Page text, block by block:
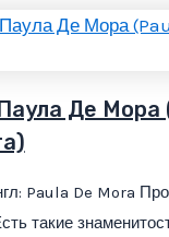
Де Мора
Paula De Mora
такие